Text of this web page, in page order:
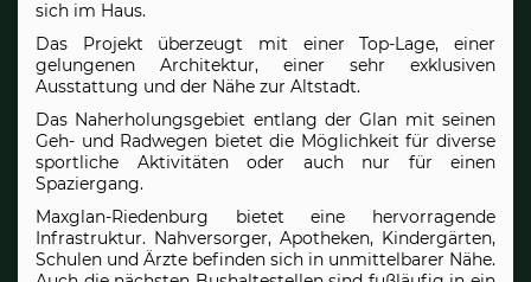
sich im Haus.
Das Projekt überzeugt mit einer Top-Lage, einer
gelungenen Architektur, einer sehr exklusiven
Ausstattung und der Nähe zur Altstadt.
Das Naherholungsgebiet entlang der Glan mit seinen
Geh- und Radwegen bietet die Möglichkeit für diverse
sportliche Aktivitäten oder auch nur für einen
Spaziergang.
Maxglan-Riedenburg bietet eine hervorragende
Infrastruktur. Nahversorger, Apotheken, Kindergärten,
Schulen und Ärzte befinden sich in unmittelbarer Nähe.